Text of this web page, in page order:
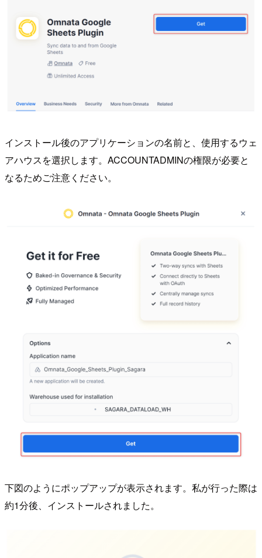
インストール後のアプリケーションの名前と、使用するウェ
アハウスを選択します。ACCOUNTADMINの権限が必要と
なるためご注意ください。
下図のようにポップアップが表示されます。私が行った際は
約1分後、インストールされました。